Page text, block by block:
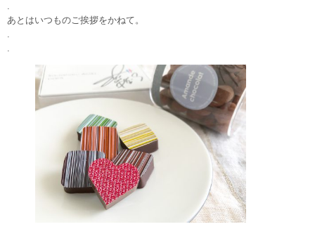
.
あとはいつものご挨拶をかねて。
.
.